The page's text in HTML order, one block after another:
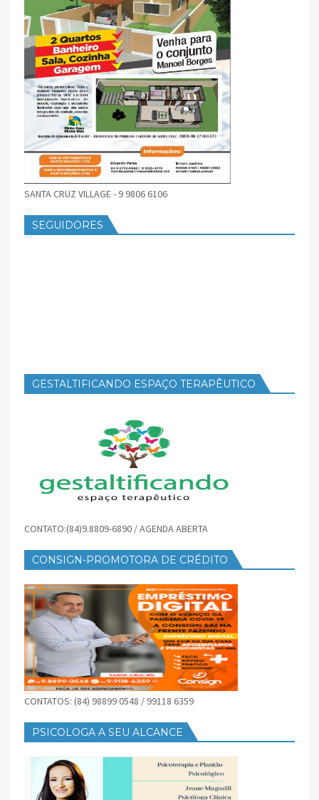
SANTA CRUZ VILLAGE - 9 9806 6106
SEGUIDORES
GESTALTIFICANDO ESPAÇO TERAPÊUTICO
CONTATO:(84)9.8809-6890 / AGENDA ABERTA
CONSIGN-PROMOTORA DE CRÉDITO
CONTATOS: (84) 98899 0548 / 99118 6359
PSICOLOGA A SEU ALCANCE